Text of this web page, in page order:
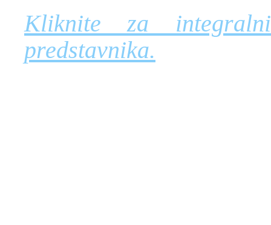
Kliknite za
predstavnika.